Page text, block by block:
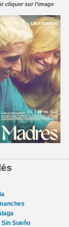
cliquer sur l’image
Sueño